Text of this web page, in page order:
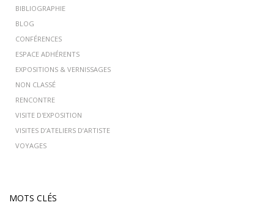
BIBLIOGRAPHIE
BLOG
CONFÉRENCES
ESPACE ADHÉRENTS
EXPOSITIONS & VERNISSAGES
NON CLASSÉ
RENCONTRE
VISITE D'EXPOSITION
VISITES D’ATELIERS D’ARTISTE
VOYAGES
MOTS CLÉS